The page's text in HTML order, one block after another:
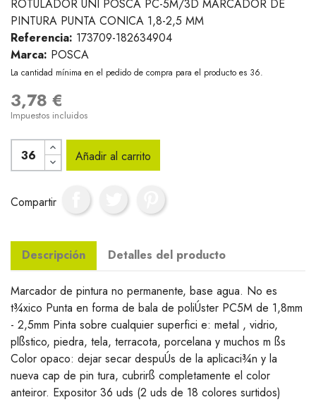
ROTULADOR UNI POSCA PC-5M/3D MARCADOR DE
PINTURA PUNTA CONICA 1,8-2,5 MM
Referencia: 173709-182634904
Marca: POSCA
La cantidad mínima en el pedido de compra para el producto es 36.
3,78 €
Impuestos incluidos
Añadir al carrito
Compartir
Descripción Detalles del producto
Marcador de pintura no permanente, base agua. No es
t¾xico Punta en forma de bala de poliÚster PC5M de 1,8mm
- 2,5mm Pinta sobre cualquier superfici e: metal , vidrio,
plßstico, piedra, tela, terracota, porcelana y muchos m ßs
Color opaco: dejar secar despuÚs de la aplicaci¾n y la
nueva cap de pin tura, cubrirß completamente el color
anteiror. Expositor 36 uds (2 uds de 18 colores surtidos)